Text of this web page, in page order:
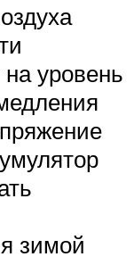
на уровень
зимой